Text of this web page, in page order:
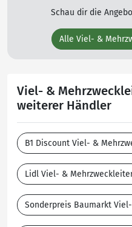
Schau dir die
Alle Viel- &
Viel- &
weiterer Händler
B1 Discount Viel- &
Lidl Viel- &
Sonderpreis Baumarkt